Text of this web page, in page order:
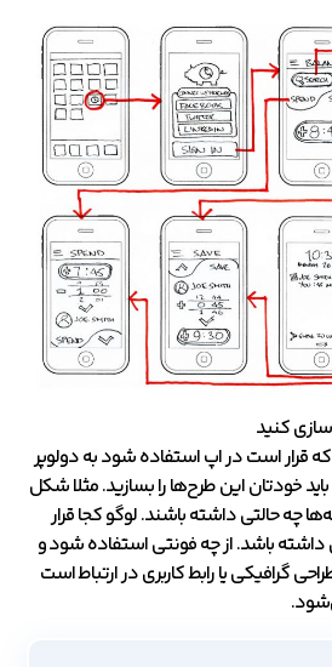
کنید
قرار است در اپ استفاده شود به دولوپر
خودتان این طرح‌ها را بسازید. مثلا شکل
چه حالتی داشته باشند. لوگو کجا قرار
داشته باشد. از چه فونتی استفاده شود و
گرافیکی یا رابط کاربری در ارتباط است